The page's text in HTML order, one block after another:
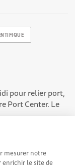
mesurer notre
enrichir le site de
pour relier port,
Port Center. Le